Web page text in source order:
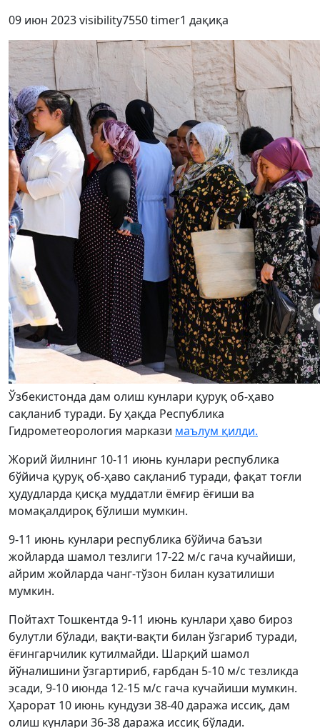
09 июн 2023visibility7550timer1 дақиқа
Ўзбекистонда дам олиш кунлари қуруқ об-ҳаво
сақланиб туради. Бу ҳақда Республика
Гидрометеорология маркази маълум қилди.
Жорий йилнинг 10-11 июнь кунлари республика
бўйича қуруқ об-ҳаво сақланиб туради, фақат тоғли
ҳудудларда қисқа муддатли ёмғир ёғиши ва
момақалдироқ бўлиши мумкин.
9-11 июнь кунлари республика бўйича баъзи
жойларда шамол тезлиги 17-22 м/с гача кучайиши,
айрим жойларда чанг-тўзон билан кузатилиши
мумкин.
Пойтахт Тошкентда 9-11 июнь кунлари ҳаво бироз
булутли бўлади, вақти-вақти билан ўзгариб туради,
ёғингарчилик кутилмайди. Шарқий шамол
йўналишини ўзгартириб, ғарбдан 5-10 м/с тезликда
эсади, 9-10 июнда 12-15 м/с гача кучайиши мумкин.
Ҳарорат 10 июнь кундузи 38-40 даража иссиқ, дам
олиш кунлари 36-38 даража иссиқ бўлади.